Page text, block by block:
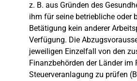
z. B. aus Gründen des
ihm für seine betriebliche oder
Betätigung kein anderer
Verfügung. Die
jeweiligen Einzelfall von den
Finanzbehörden der Länder im
Steuerveranlagung zu prüfen